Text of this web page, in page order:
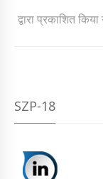
द्वारा प्रकाशित
SZP-18